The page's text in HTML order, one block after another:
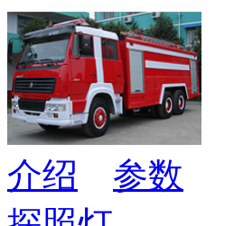
介绍
参数